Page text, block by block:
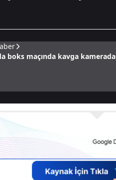
boks maçında kavga kamerada